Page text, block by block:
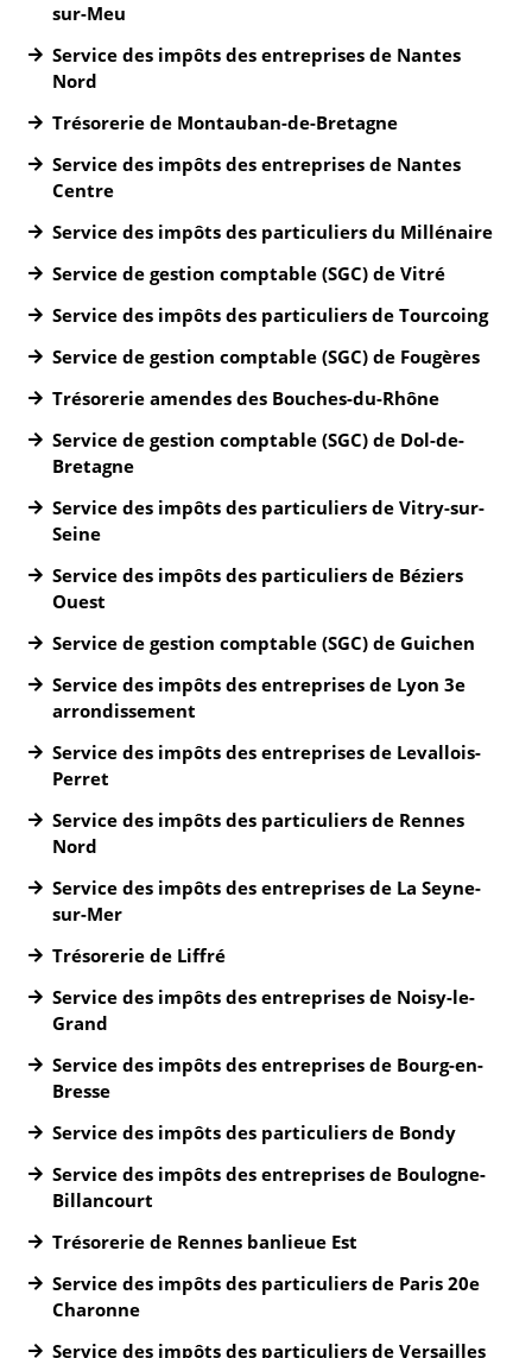
sur-Meu
Service des impôts des entreprises de Nantes
Nord
Trésorerie de Montauban-de-Bretagne
Service des impôts des entreprises de Nantes
Centre
Service des impôts des particuliers du Millénaire
Service de gestion comptable (SGC) de Vitré
Service des impôts des particuliers de Tourcoing
Service de gestion comptable (SGC) de Fougères
Trésorerie amendes des Bouches-du-Rhône
Service de gestion comptable (SGC) de Dol-de-
Bretagne
Service des impôts des particuliers de Vitry-sur-
Seine
Service des impôts des particuliers de Béziers
Ouest
Service de gestion comptable (SGC) de Guichen
Service des impôts des entreprises de Lyon 3e
arrondissement
Service des impôts des entreprises de Levallois-
Perret
Service des impôts des particuliers de Rennes
Nord
Service des impôts des entreprises de La Seyne-
sur-Mer
Trésorerie de Liffré
Service des impôts des entreprises de Noisy-le-
Grand
Service des impôts des entreprises de Bourg-en-
Bresse
Service des impôts des particuliers de Bondy
Service des impôts des entreprises de Boulogne-
Billancourt
Trésorerie de Rennes banlieue Est
Service des impôts des particuliers de Paris 20e
Charonne
Service des impôts des particuliers de Versailles